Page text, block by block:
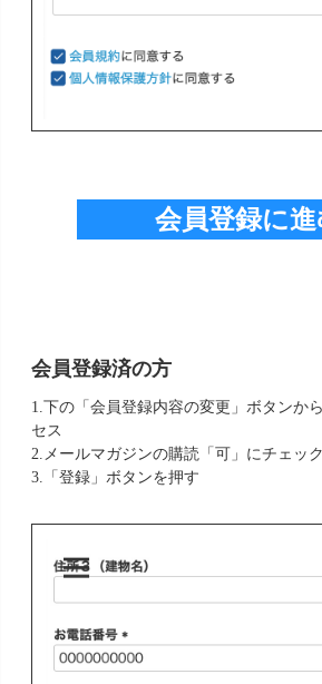
会員登録に進
会員登録済の方
1.下の「会員登録内容の変更」ボタンか
セス
2.メールマガジンの購読「可」にチェック
3.「登録」ボタンを押す